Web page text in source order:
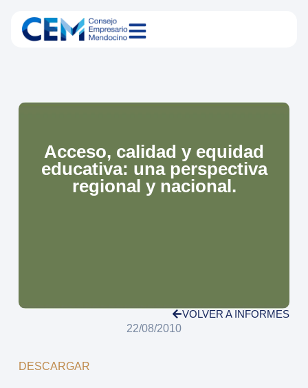
Acceso, calidad y equidad
educativa: una perspectiva
regional y nacional.
VOLVER A INFORMES
22/08/2010
DESCARGAR